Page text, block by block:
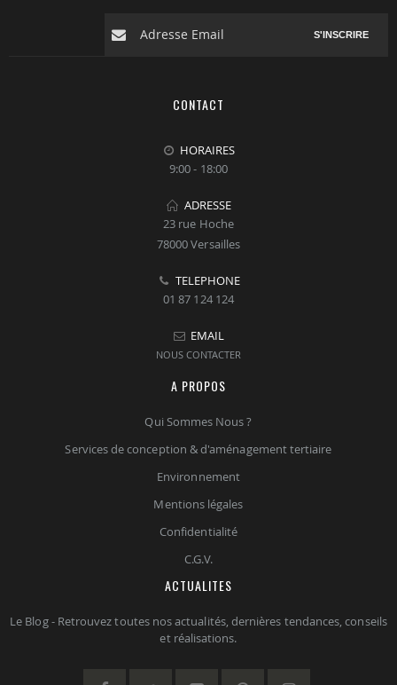
S'INSCRIRE
CONTACT
HORAIRES
9:00 - 18:00
ADRESSE
23 rue Hoche
78000 Versailles
TELEPHONE
01 87 124 124
EMAIL
NOUS CONTACTER
A PROPOS
Qui Sommes Nous ?
Services de conception & d'aménagement tertiaire
Environnement
Mentions légales
Confidentialité
C.G.V.
ACTUALITES
Le Blog - Retrouvez toutes nos actualités, dernières tendances, conseils
et réalisations.